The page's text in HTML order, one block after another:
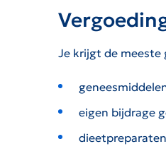
Je krijgt de meeste
eigen bijdrage